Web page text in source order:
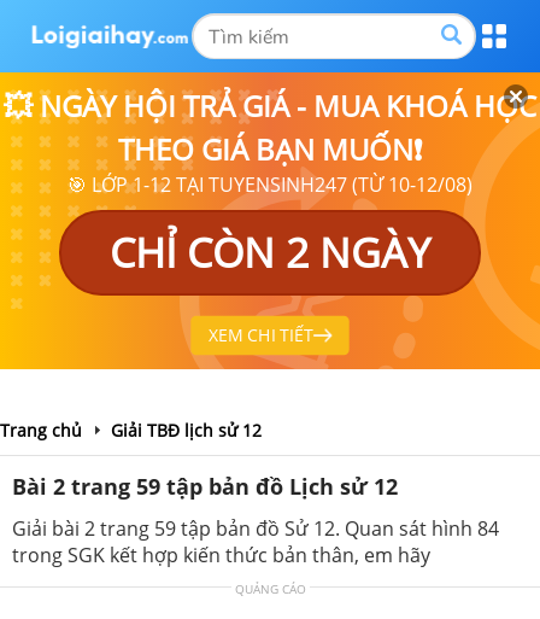
💥 NGÀY HỘI TRẢ GIÁ - MUA KHOÁ HỌC
THEO GIÁ BẠN MUỐN❗
🎯 LỚP 1-12 TẠI TUYENSINH247 (TỪ 10-12/08)
CHỈ CÒN 2 NGÀY
XEM CHI TIẾT
Trang chủ Giải TBĐ lịch sử 12
Bài 2 trang 59 tập bản đồ Lịch sử 12
Giải bài 2 trang 59 tập bản đồ Sử 12. Quan sát hình 84
trong SGK kết hợp kiến thức bản thân, em hãy
QUẢNG CÁO